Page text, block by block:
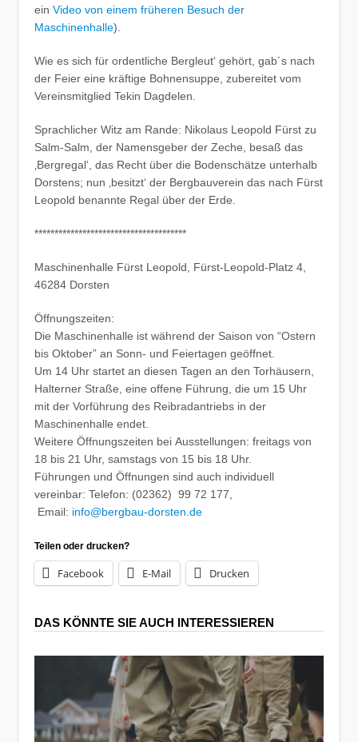
einVideo von einem früheren Besuch der
Maschinenhalle).
Wie es sich für ordentliche Bergleut‘ gehört, gab´s nach
der Feier eine kräftige Bohnensuppe, zubereitet vom
Vereinsmitglied Tekin Dagdelen.
Sprachlicher Witz am Rande: Nikolaus Leopold Fürst zu
Salm-Salm, der Namensgeber der Zeche, besaß das
‚Bergregal‘, das Recht über die Bodenschätze unterhalb
Dorstens; nun ‚besitzt‘ der Bergbauverein das nach Fürst
Leopold benannte Regal über der Erde.
**************************************
Maschinenhalle Fürst Leopold, Fürst-Leopold-Platz 4,
46284 Dorsten
Öffnungszeiten:
Die Maschinenhalle ist während der Saison von “Ostern
bis Oktober” an Sonn- und Feiertagen geöffnet.
Um 14 Uhr startet an diesen Tagen an den Torhäusern,
Halterner Straße, eine offene Führung, die um 15 Uhr
mit der Vorführung des Reibradantriebs in der
Maschinenhalle endet.
Weitere Öffnungszeiten bei Ausstellungen: freitags von
18 bis 21 Uhr, samstags von 15 bis 18 Uhr.
Führungen und Öffnungen sind auch individuell
vereinbar: Telefon: (02362) 99 72 177,
Email: info@bergbau-dorsten.de
Teilen oder drucken?
Facebook E-Mail Drucken
DAS KÖNNTE SIE AUCH INTERESSIEREN